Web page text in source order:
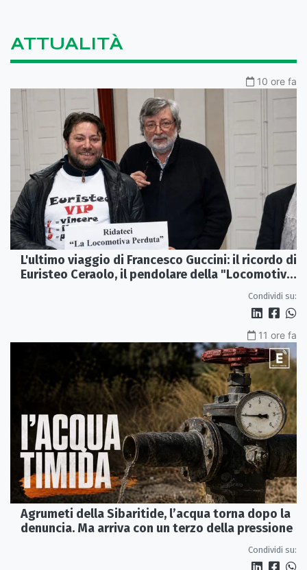
ATTUALITÀ
10 ore fa
L'ultimo viaggio di Francesco Guccini: il ricordo di
Euristeo Ceraolo, il pendolare della "Locomotiva
Condividi su:
11 ore fa
Agrumeti della Sibaritide, l’acqua torna dopo la
denuncia. Ma arriva con un terzo della pressione
Condividi su: